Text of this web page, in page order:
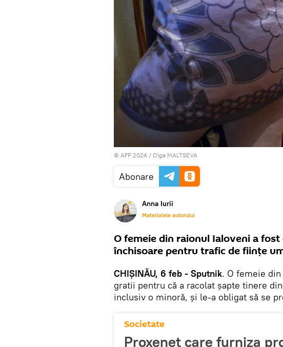
© AFP 2024 / Olga MALTSEVA
Abonare
Anna Iurii
Materialele autorului
O femeie din raionul Ialoveni a
închisoare pentru trafic de ființe
CHIȘINĂU, 6 feb - Sputnik. O femeie
gratii pentru că a racolat șapte tinere
inclusiv o minoră, și le-a obligat să se
Societate
Proxenet care furniza